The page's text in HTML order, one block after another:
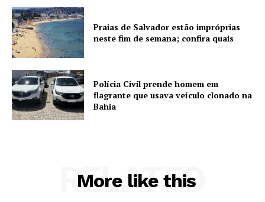
Praias de Salvador estão impróprias
neste fim de semana; confira quais
Polícia Civil prende homem em
flagrante que usava veículo clonado na
Bahia
More like this
RELATED